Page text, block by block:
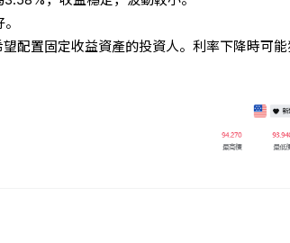
配置固定收益資產的投資人。利率下降時可